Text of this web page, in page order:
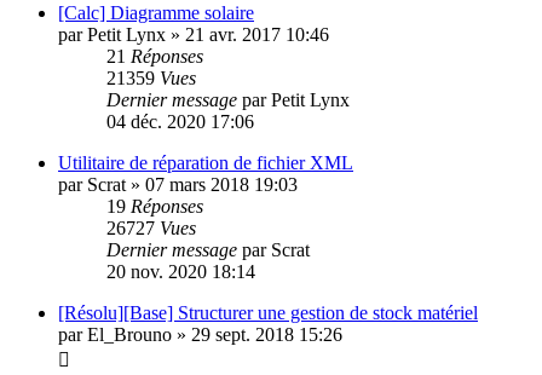
[Calc] Diagramme solaire
parPetit Lynx » 21 avr. 2017 10:46
21 Réponses
21359 Vues
Dernier message parPetit Lynx
04 déc. 2020 17:06
Utilitaire de réparation de fichier XML
par Scrat » 07 mars 2018 19:03
19 Réponses
26727 Vues
Dernier message par Scrat
20 nov. 2020 18:14
[Résolu][Base] Structurer une gestion de stock matériel
parEl_Brouno » 29 sept. 2018 15:26